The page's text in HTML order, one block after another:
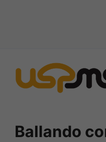
contenuto
Ballando